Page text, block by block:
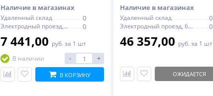
Наличие в магазинах
Удаленный склад 0
Электродный проезд, 6с1 0
7 441,00 руб. за 1 шт
В наличии
- +
В КОРЗИНУ
Наличие в магазинах
Удаленный склад 0
Электродный проезд, 6с1 0
46 357,00 руб. за 1 шт
ОЖИДАЕТСЯ